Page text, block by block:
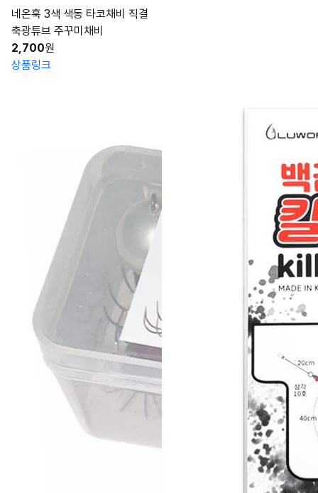
네온훅 3색 색동 타코채비 직결
축광튜브 주꾸미채비
2,700원
상품링크